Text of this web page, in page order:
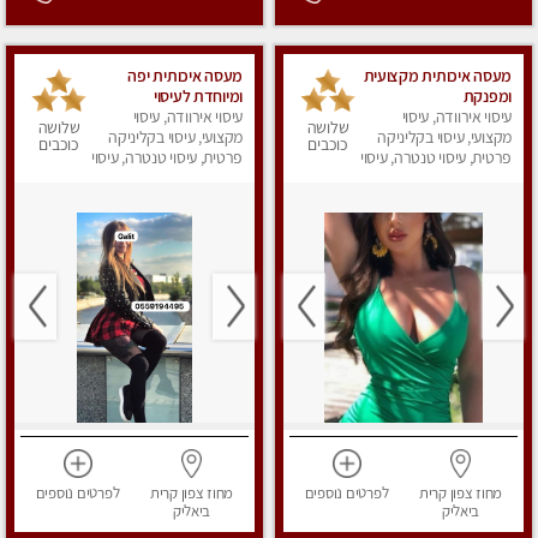
מעסה איכותית מקצועית
ומפנקת
עיסוי אירוודה, עיסוי
מקצועי, עיסוי בקליניקה
פרטית, עיסוי טנטרה, עיסוי
שלושה
כוכבים
מחוז צפוןקרית
ביאליק
לפרטים נוספים
מעסה איכותית יפה
ומיוחדת לעיסוי
עיסוי אירוודה, עיסוי
מקצועי, עיסוי בקליניקה
פרטית, עיסוי טנטרה, עיסוי
שלושה
כוכבים
מחוז צפוןקרית
ביאליק
לפרטים נוספים